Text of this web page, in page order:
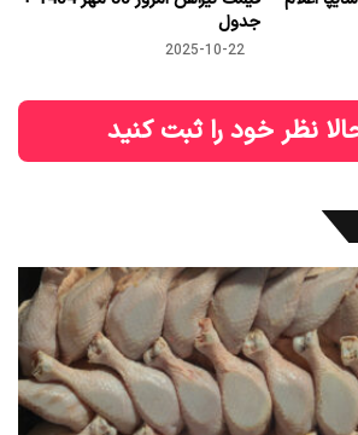
جدول
2025-10-22
نظر خود را ثبت کنید